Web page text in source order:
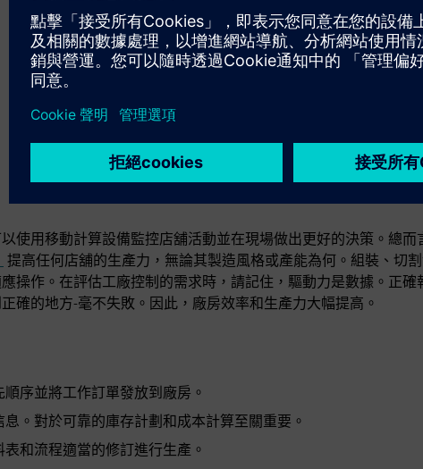
使用移動計算設備監控店舖活動並在現場做出更好的決策。總而
提高任何店舖的生產力，無論其製造風格或產能為何。組裝、切
操作。在評估工廠控制的需求時，請記住，驅動力是數據。正確
確的地方-毫不失敗。因此，廠房效率和生產力大幅提高。
序並將工作訂單發放到廠房。
。對於可靠的庫存計劃和成本計算至關重要。
和流程適當的修訂進行生產。